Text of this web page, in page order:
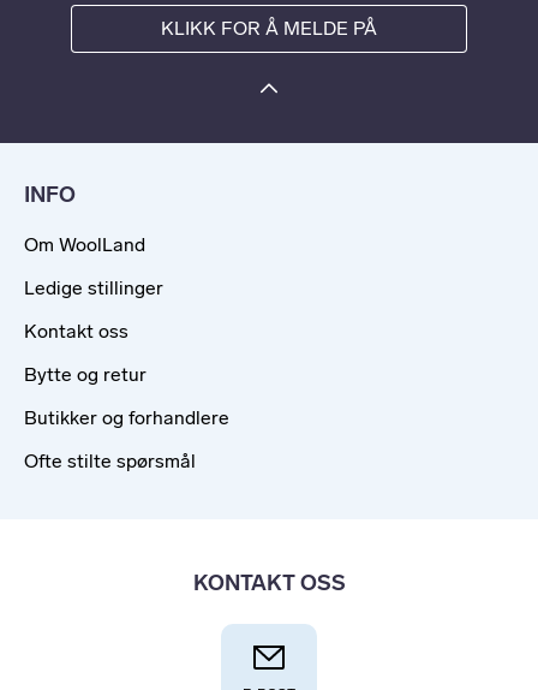
KLIKK FOR Å MELDE PÅ
INFO
Om WoolLand
Ledige stillinger
Kontakt oss
Bytte og retur
Butikker og forhandlere
Ofte stilte spørsmål
KONTAKT OSS